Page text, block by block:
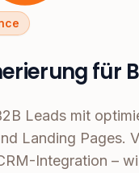
für
Leads mit
Landing Pages.
Integration –